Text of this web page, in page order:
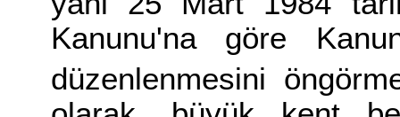
Kanunu'na göre
düzenlenmesini